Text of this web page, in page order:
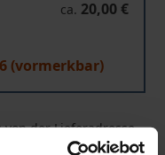
ca. 20,00 €
(vormerkbar)
der Lieferadresse